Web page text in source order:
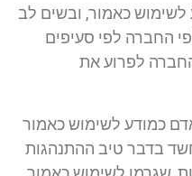
כאמור, ובשים לב
החברה לפי סעיפים
החברה לפרוע את
אדם כמודע לשימוש כאמור
אם חשד בדבר טיב ההתנהגות